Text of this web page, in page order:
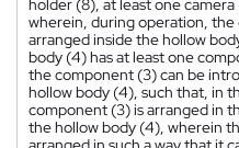
holder (8), at least one
wherein, during operation,
arranged inside the hollow
body (4) has at least one
the component (3) can be
hollow body (4), such that, in
component (3) is arranged in
the hollow body (4), wherein